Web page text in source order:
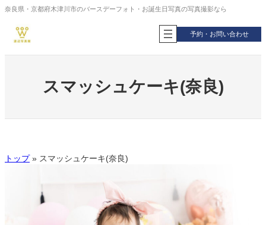
内
キ
奈良県・京都府木津川市のバースデーフォト・お誕生日写真の写真撮影なら
予約・お問い合わせ
スマッシュケーキ(奈良)
トップ» スマッシュケーキ(奈良)